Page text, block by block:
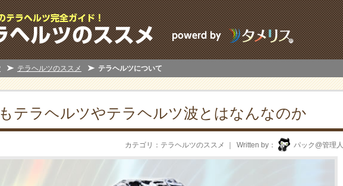
テラヘルツのススメ テラヘルツについて
テラヘルツやテラヘルツ波とはなんなのか
Written by パック@管理人
カテゴリ テラヘルツのススメ